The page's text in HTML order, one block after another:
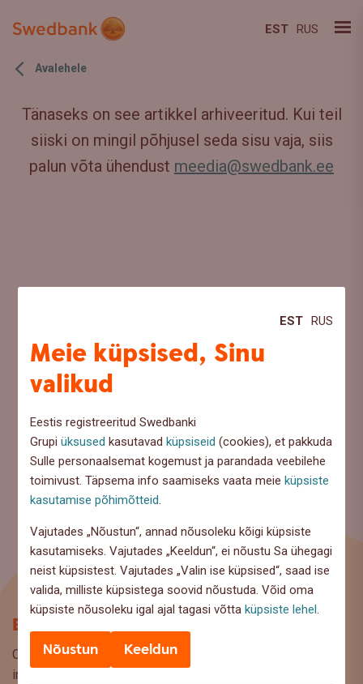
EST RUS
Meie küpsised, Sinu
valikud
Eestis registreeritud Swedbanki
Grupiüksused kasutavadküpsiseid (cookies), et pakkuda
Sulle personaalsemat kogemust ja parandada veebilehe
toimivust. Täpsema info saamiseks vaata meieküpsiste
kasutamise põhimõtteid
Vajutades „Nõustun“, annad nõusoleku kõigi küpsiste
kasutamiseks. Vajutades „Keeldun“, ei nõustu Sa ühegagi
neist küpsistest. Vajutades „Valin ise küpsised“, saad ise
valida, milliste küpsistega soovid nõustuda. Võid oma
küpsiste nõusoleku igal ajal tagasi võttaküpsiste lehel
Nõustun Keeldun
EST RUS
Avalehele
Tänaseks on see artikkel arhiveeritud. Kui teil
siiski on mingil põhjusel seda sisu vaja, siis
palun võta ühendust meedia@swedbank.ee
Blogi
Oled Swedbanki blogi lehel, kus pakume lugejaile huvitavat
infot ja kasulikke nõuandeid, et saaksite teha kaalutud